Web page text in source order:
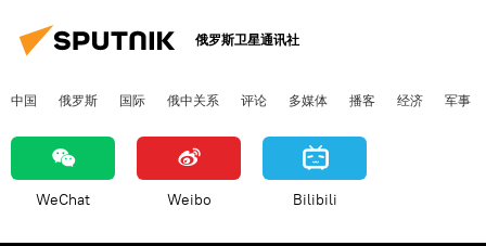
俄罗斯卫星通讯社
中国 俄罗斯 国际 俄中关系 评论 多媒体 播客 经济 军事
WeChat Weibo Bilibili